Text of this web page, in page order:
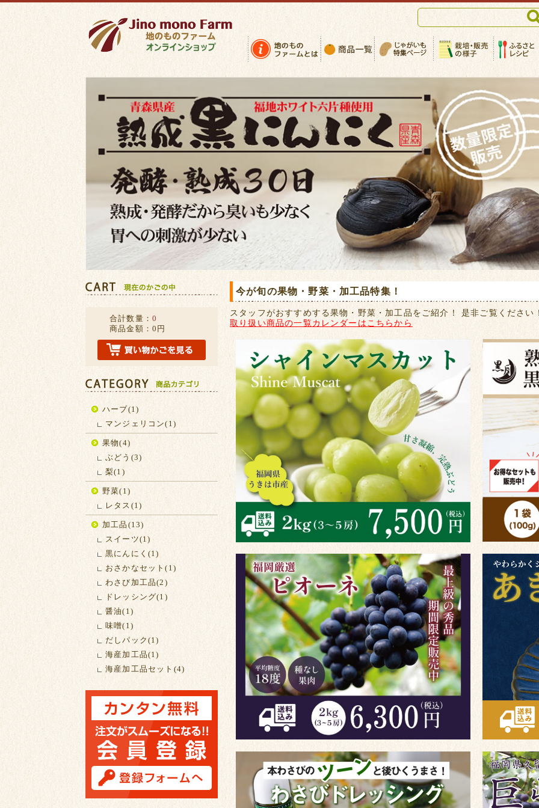
今が旬の果物・野菜・加工品特集！
スタッフがおすすめする果物・野菜・加工品をご紹介！ 是非ご覧ください
取り扱い商品の一覧カレンダーはこちらから
合計数量： 0
商品金額： 0円
ハーブ(1)
マンジェリコン(1)
果物(4)
ぶどう(3)
梨(1)
野菜(1)
レタス(1)
加工品(13)
スイーツ(1)
黒にんにく(1)
おさかなセット(1)
わさび加工品(2)
ドレッシング(1)
醤油(1)
味噌(1)
だしパック(1)
海産加工品(1)
海産加工品セット(4)